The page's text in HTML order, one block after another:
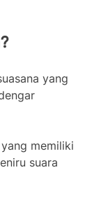
yang
memiliki
suara